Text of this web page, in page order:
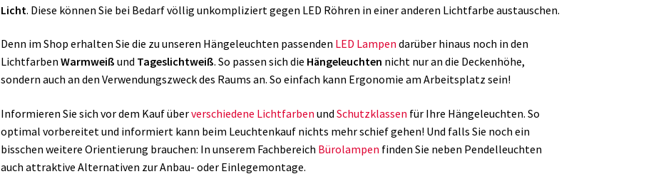
Licht. Diese können Sie bei Bedarf völlig unkompliziert gegen LED Röhren in einer anderen Lichtfarbe austauschen.
Denn im Shop erhalten Sie die zu unseren Hängeleuchten passenden LED Lampen darüber hinaus noch in den
Lichtfarben Warmweiß und Tageslichtweiß. So passen sich die Hängeleuchten nicht nur an die Deckenhöhe,
sondern auch an den Verwendungszweck des Raums an. So einfach kann Ergonomie am Arbeitsplatz sein!
Informieren Sie sich vor dem Kauf überverschiedene Lichtfarben und Schutzklassen für Ihre Hängeleuchten. So
optimal vorbereitet und informiert kann beim Leuchtenkauf nichts mehr schief gehen! Und falls Sie noch ein
bisschen weitere Orientierung brauchen: In unserem Fachbereich Bürolampen finden Sie neben Pendelleuchten
auch attraktive Alternativen zur Anbau- oder Einlegemontage.